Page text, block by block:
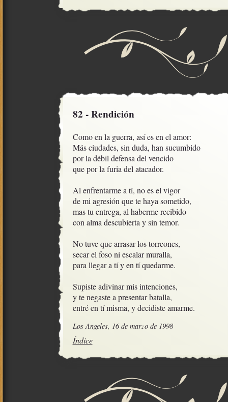
82 - Rendición
Como en la guerra, así es en el amor:
Más ciudades, sin duda, han sucumbido
por la débil defensa del vencido
que por la furia del atacador.
Al enfrentarme a tí, no es el vigor
de mi agresión que te haya sometido,
mas tu entrega, al haberme recibido
con alma descubierta y sin temor.
No tuve que arrasar los torreones,
secar el foso ni escalar muralla,
para llegar a tí y en tí quedarme.
Supiste adivinar mis intenciones,
y te negaste a presentar batalla,
entré en tí misma, y decidiste amarme.
Los Angeles, 16 de marzo de 1998
Índice